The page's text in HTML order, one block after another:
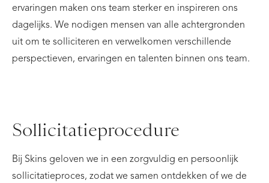
ervaringen maken ons team sterker en inspireren ons
dagelijks. We nodigen mensen van alle achtergronden
uit om te solliciteren en verwelkomen verschillende
perspectieven, ervaringen en talenten binnen ons team.
Sollicitatieprocedure
Bij Skins geloven we in een zorgvuldig en persoonlijk
sollicitatieproces, zodat we samen ontdekken of we de